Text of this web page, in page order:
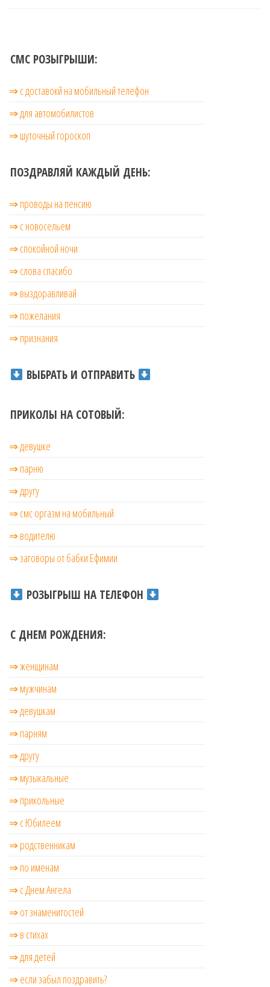
СМС РОЗЫГРЫШИ:
⇒ с доставокй на мобильный телефон
⇒ для автомобилистов
⇒ шуточный гороскоп
ПОЗДРАВЛЯЙ КАЖДЫЙ ДЕНЬ:
⇒ проводы на пенсию
⇒ с новосельем
⇒ cпокойной ночи
⇒ слова спасибо
⇒ выздоравливай
⇒ пожелания
⇒ признания
ВЫБРАТЬ И ОТПРАВИТЬ
ПРИКОЛЫ НА СОТОВЫЙ:
⇒ девушке
⇒ парню
⇒ другу
⇒ смс оргазм на мобильный
⇒ водителю
⇒ заговоры от бабки Ефимии
РОЗЫГРЫШ НА ТЕЛЕФОН
С ДНЕМ РОЖДЕНИЯ:
⇒ женщинам
⇒ мужчинам
⇒ девушкам
⇒ парням
⇒ другу
⇒ музыкальные
⇒ прикольные
⇒ с Юбилеем
⇒ родственникам
⇒ по именам
⇒ с Днем Ангела
⇒ от знаменитостей
⇒ в стихах
⇒ для детей
⇒ если забыл поздравить?